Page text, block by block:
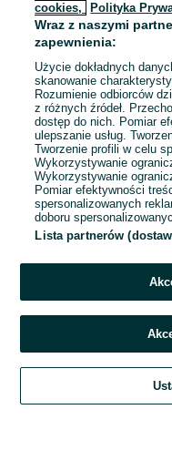
1 2
Szukaj Obserwujesz
cookies,
Polityka
Wraz z naszymi
zapewnienia:
Użycie dokładnych
skanowanie
Rozumienie odbiorców
z różnych źródeł.
dostęp do nich. Pomiar
ulepszanie usług.
Tworzenie profili w celu
Wykorzystywanie
Wykorzystywanie
Pomiar efektywności
spersonalizowanych
doboru
Lista partnerów